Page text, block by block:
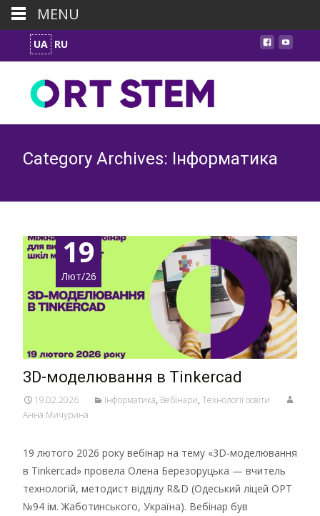
UA RU
Category Archives: Інформатика
19
Лют/26
3D-моделювання в Tinkercad
19.02.2026 Інформатика, Вебінари, Технології освіти
Анна Мичурина
19 лютого 2026 року вебінар на тему «3D-моделювання
в Tinkercad» провела Олена Березоруцька — вчитель
технологій, методист відділу R&D (Одеський ліцей ОРТ
№94 ім. Жаботинського, Україна). Вебінар був
MENU